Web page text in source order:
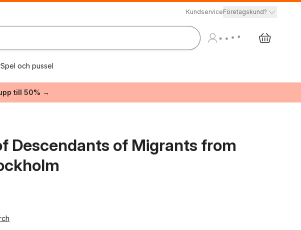
KundserviceFöretagskund?
Spel och pussel
till 50% →
Descendants of Migrants from